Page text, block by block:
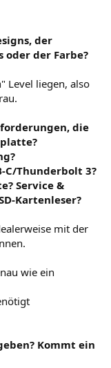
der
der Farbe?
Level liegen, also
die
C/Thunderbolt 3?
Service &
Kartenleser?
mit der
wie ein
Kommt ein